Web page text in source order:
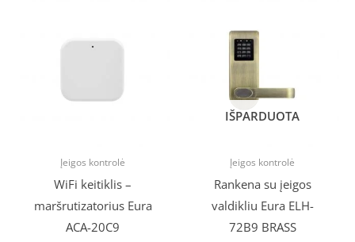
Įeigos kontrolė
WiFi keitiklis –
maršrutizatorius Eura
ACA-20C9
€67.58.
IŠPARDUOTA
Įeigos kontrolė
Rankena su įeigos
valdikliu Eura ELH-
72B9 BRASS